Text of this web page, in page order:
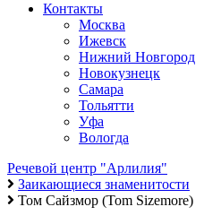
Контакты
Москва
Ижевск
Нижний Новгород
Новокузнецк
Самара
Тольятти
Уфа
Вологда
Речевой центр "Арлилия"
Заикающиеся знаменитости
Том Сайзмор (Tom Sizemore)